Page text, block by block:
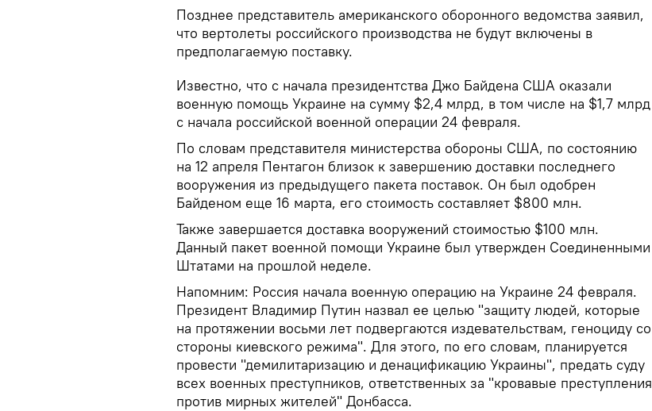
Позднее представитель американского оборонного ведомства заявил,
что вертолеты российского производства не будут включены в
предполагаемую поставку.
Известно, что с начала президентства Джо Байдена США оказали
военную помощь Украине на сумму $2,4 млрд, в том числе на $1,7 млрд
с начала российской военной операции 24 февраля.
По словам представителя министерства обороны США, по состоянию
на 12 апреля Пентагон близок к завершению доставки последнего
вооружения из предыдущего пакета поставок. Он был одобрен
Байденом еще 16 марта, его стоимость составляет $800 млн.
Также завершается доставка вооружений стоимостью $100 млн.
Данный пакет военной помощи Украине был утвержден Соединенными
Штатами на прошлой неделе.
Напомним: Россия начала военную операцию на Украине 24 февраля.
Президент Владимир Путин назвал ее целью "защиту людей, которые
на протяжении восьми лет подвергаются издевательствам, геноциду со
стороны киевского режима". Для этого, по его словам, планируется
провести "демилитаризацию и денацификацию Украины", предать суду
всех военных преступников, ответственных за "кровавые преступления
против мирных жителей" Донбасса.